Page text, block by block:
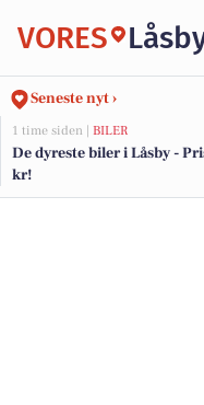
VORES
Seneste nyt ›
1 time siden | BILER
De dyreste biler i Låsby -
kr!